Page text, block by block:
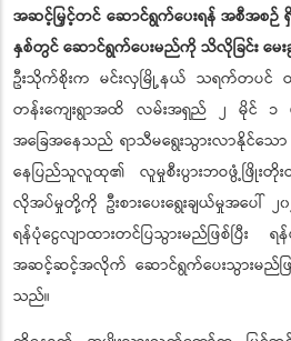
အဆင့်မြှင့်တင် ဆောင်ရွက်ပေးရန် အစီအစဉ်
နှစ်တွင် ဆောင်ရွက်ပေးမည်ကို သိလိုခြင်း မေး
ဦးသိုက်စိုးက မင်းလှမြို့နယ် သရက်တပင်
တန်းကျေးရွာအထိ လမ်းအရှည် ၂ မိုင် ၁
အခြေအနေသည် ရာသီမရွေးသွားလာနိုင်သော
နေပြည်သူလူထု၏ လူမှုစီးပွားဘဝဖွံ့ဖြိုးတို
လိုအပ်မှုတို့ကို ဦးစားပေးရွေးချယ်မှုအပေါ် ၂
ရန်ပုံငွေလျာထားတင်ပြသွားမည်ဖြစ်ပြီ
အဆင့်ဆင့်အလိုက် ဆောင်ရွက်ပေးသွားမည်ဖြစ်
သည်။